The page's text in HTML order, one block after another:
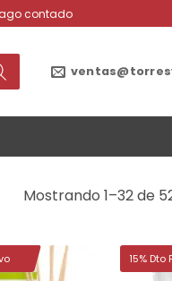
contado
Mostrando 1–32 de
15% Dto